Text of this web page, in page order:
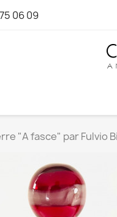
06 09
"A fasce" par Fulvio